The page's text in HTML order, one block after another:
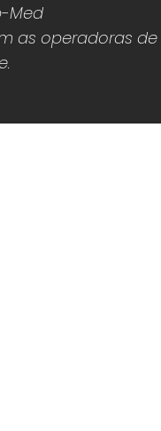
Med
as operadoras de